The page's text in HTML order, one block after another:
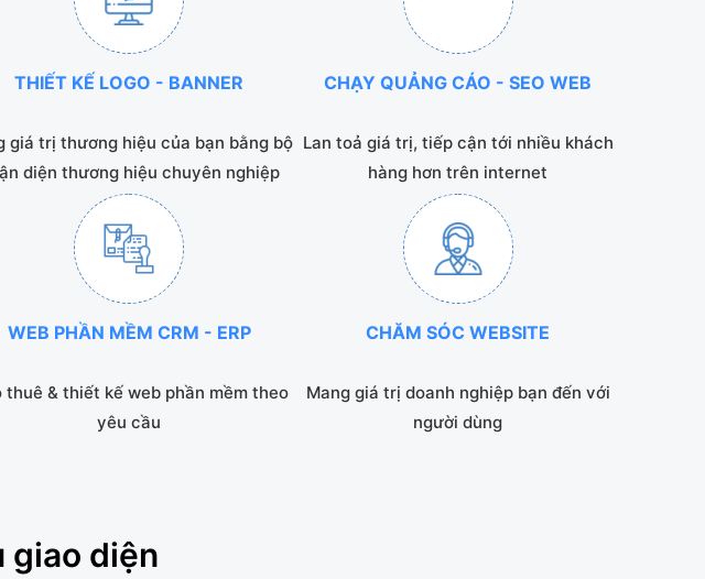
THIẾT KẾ LOGO - BANNER
giá trị thương hiệu của bạn bằng bộ
diện thương hiệu chuyên nghiệp
WEB PHẦN MỀM CRM - ERP
thuê & thiết kế web phần mềm theo
yêu cầu
CHẠY QUẢNG CÁO - SEO WEB
Lan toả giá trị, tiếp cận tới nhiều khách
hàng hơn trên internet
CHĂM SÓC WEBSITE
Mang giá trị doanh nghiệp bạn đến với
người dùng
giao diện